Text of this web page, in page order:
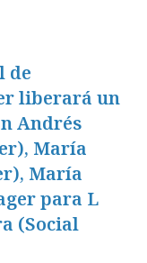
de
liberará un
Andrés
María
María
para L
(Social